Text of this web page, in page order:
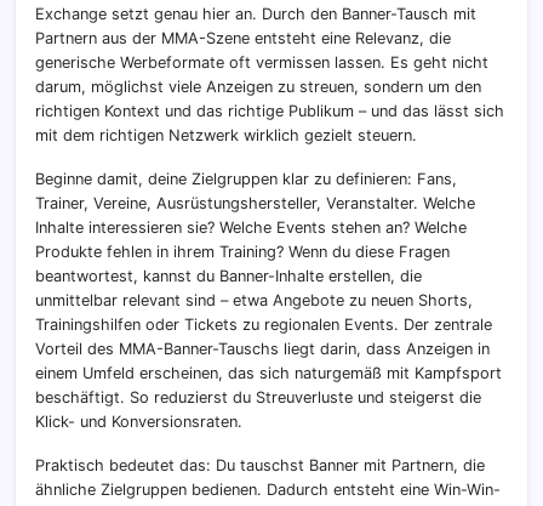
Exchange setzt genau hier an. Durch den Banner-Tausch mit
Partnern aus der MMA-Szene entsteht eine Relevanz, die
generische Werbeformate oft vermissen lassen. Es geht nicht
darum, möglichst viele Anzeigen zu streuen, sondern um den
richtigen Kontext und das richtige Publikum – und das lässt sich
mit dem richtigen Netzwerk wirklich gezielt steuern.
Beginne damit, deine Zielgruppen klar zu definieren: Fans,
Trainer, Vereine, Ausrüstungshersteller, Veranstalter. Welche
Inhalte interessieren sie? Welche Events stehen an? Welche
Produkte fehlen in ihrem Training? Wenn du diese Fragen
beantwortest, kannst du Banner-Inhalte erstellen, die
unmittelbar relevant sind – etwa Angebote zu neuen Shorts,
Trainingshilfen oder Tickets zu regionalen Events. Der zentrale
Vorteil des MMA-Banner-Tauschs liegt darin, dass Anzeigen in
einem Umfeld erscheinen, das sich naturgemäß mit Kampfsport
beschäftigt. So reduzierst du Streuverluste und steigerst die
Klick- und Konversionsraten.
Praktisch bedeutet das: Du tauschst Banner mit Partnern, die
ähnliche Zielgruppen bedienen. Dadurch entsteht eine Win-Win-